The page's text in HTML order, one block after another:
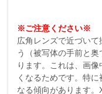
※ご注意ください※
広角レンズで近づい
う（被写体の手前と
ります。これは、画
くなるためです。特
なる傾向があります